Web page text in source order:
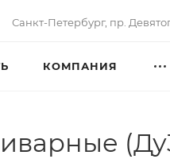
Санкт-Петербург, пр.
КОМПАНИЯ